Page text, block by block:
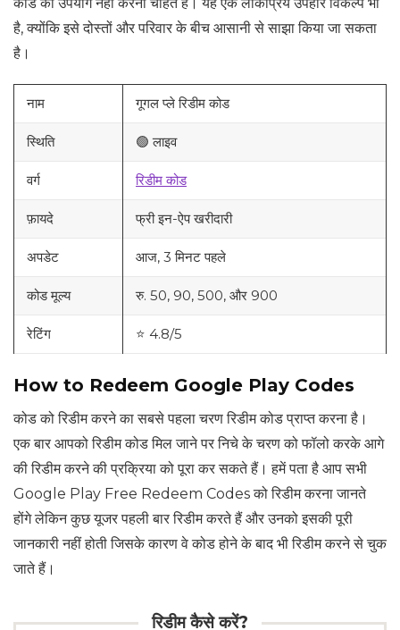
है, क्योंकि इसे दोस्तों और परिवार के बीच आसानी से साझा किया जा सकता
है।
नाम गूगल प्ले रिडीम कोड
स्थिति 🟢 लाइव
वर्ग रिडीम कोड
फ़ायदे फ्री इन-ऐप खरीदारी
अपडेट आज, 3 मिनट पहले
कोड मूल्य रु. 50, 90, 500, और 900
रेटिंग ⭐ 4.8/5
How to Redeem Google Play Codes
कोड को रिडीम करने का सबसे पहला चरण रिडीम कोड प्राप्त करना है।
एक बार आपको रिडीम कोड मिल जाने पर निचे के चरण को फॉलो करके आगे
की रिडीम करने की प्रक्रिया को पूरा कर सकते हैं। हमें पता है आप सभी
Google Play Free Redeem Codes को रिडीम करना जानते
होंगे लेकिन कुछ यूजर पहली बार रिडीम करते हैं और उनको इसकी पूरी
जानकारी नहीं होती जिसके कारण वे कोड होने के बाद भी रिडीम करने से चुक
जाते हैं।
रिडीम कैसे करें?